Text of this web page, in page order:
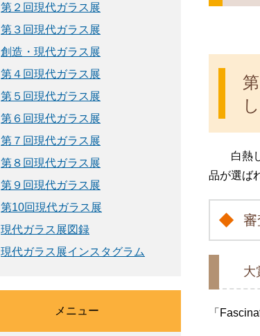
白熱し
品が選ば
大
「
第２回現代ガラス展
第３回現代ガラス展
創造・現代ガラス展
第４回現代ガラス展
第５回現代ガラス展
第６回現代ガラス展
第７回現代ガラス展
第８回現代ガラス展
第９回現代ガラス展
第10回現代ガラス展
現代ガラス展図録
現代ガラス展インスタグラム
メニュー